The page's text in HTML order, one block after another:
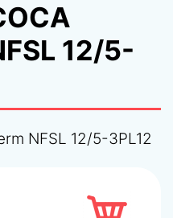
12/5-